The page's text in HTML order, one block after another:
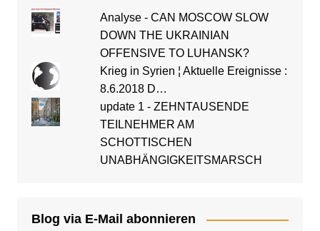
Analyse - CAN MOSCOW SLOW
DOWN THE UKRAINIAN
OFFENSIVE TO LUHANSK?
Krieg in Syrien ¦ Aktuelle Ereignisse :
8.6.2018 D…
update 1 - ZEHNTAUSENDE
TEILNEHMER AM
SCHOTTISCHEN
UNABHÄNGIGKEITSMARSCH
Blog via E-Mail abonnieren